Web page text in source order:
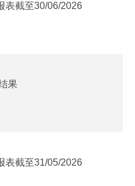
表截至30/06/2026
果
表截至31/05/2026